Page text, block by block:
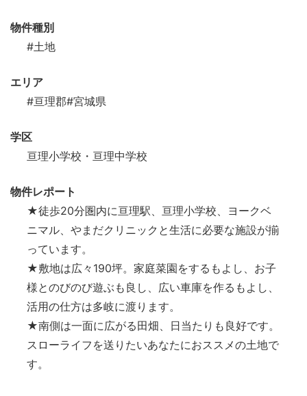
物件種別
#土地
エリア
#亘理郡#宮城県
学区
亘理小学校・亘理中学校
物件レポート
★徒歩20分圏内に亘理駅、亘理小学校、ヨークベ
ニマル、やまだクリニックと生活に必要な施設が揃
っています。
★敷地は広々190坪。家庭菜園をするもよし、お子
様とのびのび遊ぶも良し、広い車庫を作るもよし、
活用の仕方は多岐に渡ります。
★南側は一面に広がる田畑、日当たりも良好です。
スローライフを送りたいあなたにおススメの土地で
す。